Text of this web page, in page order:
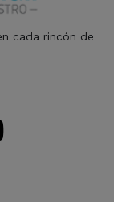
cada rincón de